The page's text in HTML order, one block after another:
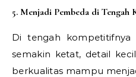
5. Menjadi Pembeda di Tengah
Di tengah kompetitifnya
semakin ketat, detail
berkualitas mampu